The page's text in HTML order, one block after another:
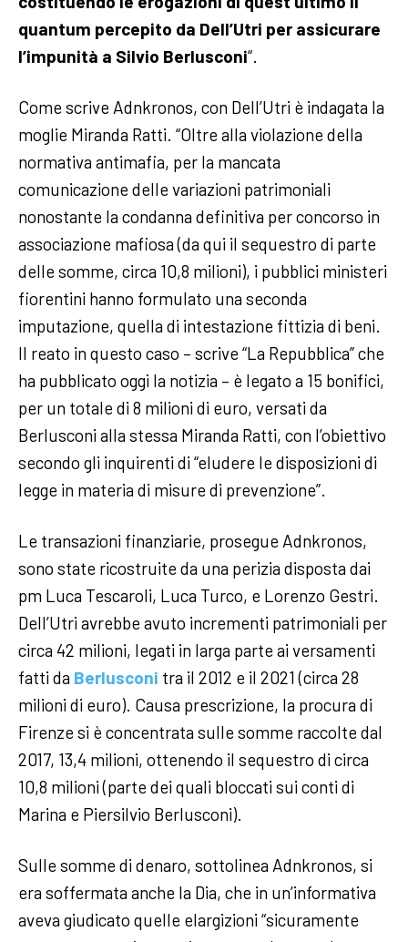
quantum percepito da Dell’Utri per assicurare
l’impunità a Silvio Berlusconi“.
Come scrive Adnkronos, con Dell’Utri è indagata la
moglie Miranda Ratti. “Oltre alla violazione della
normativa antimafia, per la mancata
comunicazione delle variazioni patrimoniali
nonostante la condanna definitiva per concorso in
associazione mafiosa (da qui il sequestro di parte
delle somme, circa 10,8 milioni), i pubblici ministeri
fiorentini hanno formulato una seconda
imputazione, quella di intestazione fittizia di beni.
Il reato in questo caso – scrive “La Repubblica” che
ha pubblicato oggi la notizia – è legato a 15 bonifici,
per un totale di 8 milioni di euro, versati da
Berlusconi alla stessa Miranda Ratti, con l’obiettivo
secondo gli inquirenti di “eludere le disposizioni di
legge in materia di misure di prevenzione”.
Le transazioni finanziarie, prosegue Adnkronos,
sono state ricostruite da una perizia disposta dai
pm Luca Tescaroli, Luca Turco, e Lorenzo Gestri.
Dell’Utri avrebbe avuto incrementi patrimoniali per
circa 42 milioni, legati in larga parte ai versamenti
fatti da Berlusconi tra il 2012 e il 2021 (circa 28
milioni di euro). Causa prescrizione, la procura di
Firenze si è concentrata sulle somme raccolte dal
2017, 13,4 milioni, ottenendo il sequestro di circa
10,8 milioni (parte dei quali bloccati sui conti di
Marina e Piersilvio Berlusconi).
Sulle somme di denaro, sottolinea Adnkronos, si
era soffermata anche la Dia, che in un’informativa
aveva giudicato quelle elargizioni “sicuramente